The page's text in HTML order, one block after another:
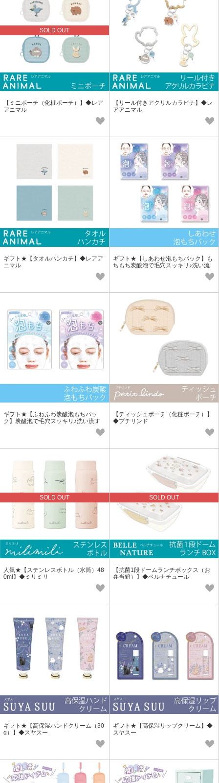
SOLD OUT
【ミニポーチ（化粧ポーチ）】◆レア
アニマル
【リール付きアクリルカラビナ】◆レ
アアニマル
ギフト★【タオルハンカチ】◆レアア
ニマル
ギフト★【しあわせ泡もちパック】も
ちもち炭酸泡で毛穴スッキリ♪洗い流
ギフト★【ふわふわ炭酸泡もちパッ
ク】炭酸泡で毛穴スッキリ♪洗い流す
【ティッシュポーチ（化粧ポーチ）】
◆プチリンド
SOLD OUT
人気★【ステンレスボトル（水筒）48
0ml】◆ミリミリ
SOLD OUT
【抗菌1段ドームランチボックス（お
弁当箱）】◆ベルナチュール
ギフト★【高保湿ハンドクリーム（30
g）】◆スヤスー
ギフト★【高保湿リップクリーム】◆
スヤスー